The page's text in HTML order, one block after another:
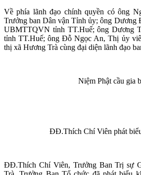
Về phía lãnh đạo chính quyền có ông
Trưởng ban Dân vận Tỉnh ủy; ông Dương
UBMTTQVN tỉnh TT.Huế; ông Dương
tỉnh TT.Huế; ông Đỗ Ngọc An, Thị ủy
thị xã Hương Trà cùng đại diện lãnh đạo
Niệm Phật cầu gia
ĐĐ.Thích Chí Viên phát
ĐĐ.Thích Chí Viên, Trưởng Ban Trị sự